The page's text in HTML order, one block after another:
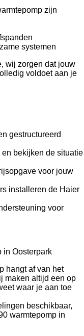
zijn
systemen
wij zorgen dat jouw
voldoet aan je
gestructureerd
bekijken de situatie
voor jouw
installeren de Haier
voor
in Oosterpark
hangt af van het
maken altijd een op
waar je aan toe
beschikbaar,
warmtepomp in